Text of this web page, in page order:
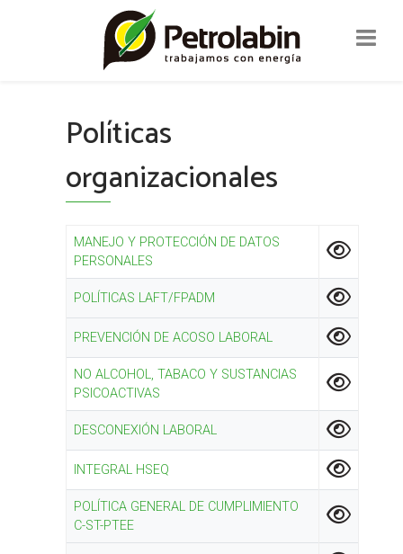
Políticas
organizacionales
MANEJO Y PROTECCIÓN DE DATOS
PERSONALES
POLÍTICAS LAFT/FPADM
PREVENCIÓN DE ACOSO LABORAL
NO ALCOHOL, TABACO Y SUSTANCIAS
PSICOACTIVAS
DESCONEXIÓN LABORAL
INTEGRAL HSEQ
POLÍTICA GENERAL DE CUMPLIMIENTO
C-ST-PTEE